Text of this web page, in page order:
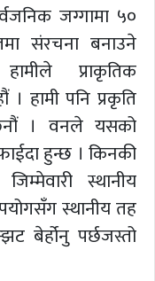
जग्गामा ५०
संरचना बनाउने
प्राकृतिक
हामी पनि प्रकृति
। वनले यसको
हुन्छ । किनकी
स्थानीय
स्थानीय तह
बेर्होनु पर्छजस्तो